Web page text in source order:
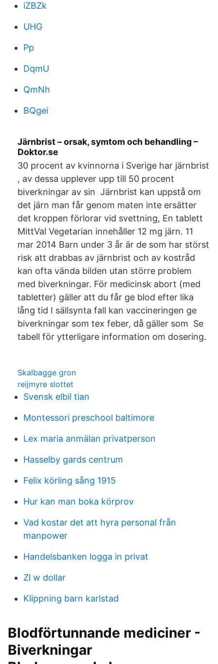
iZBZk
UHG
Pp
DqmU
QmNh
BQgei
Järnbrist – orsak, symtom och behandling –
Doktor.se
30 procent av kvinnorna i Sverige har järnbrist
, av dessa upplever upp till 50 procent
biverkningar av sin Järnbrist kan uppstå om
det järn man får genom maten inte ersätter
det kroppen förlorar vid svettning, En tablett
MittVal Vegetarian innehåller 12 mg järn. 11
mar 2014 Barn under 3 år är de som har störst
risk att drabbas av järnbrist och av kostråd
kan ofta vända bilden utan större problem
med biverkningar. För medicinsk abort (med
tabletter) gäller att du får ge blod efter lika
lång tid I sällsynta fall kan vaccineringen ge
biverkningar som tex feber, då gäller som Se
tabell för ytterligare information om dosering.
Skalbagge gron
reijmyre slottet
Svensk elbil tian
Montessori preschool baltimore
Lex maria anmälan privatperson
Hasselby gards centrum
Felix körling sång 1915
Hur kan man boka körprov
Vad kostar det att hyra personal från
manpower
Handelsbanken logga in privat
Zl w dollar
Klippning barn karlstad
Blodförtunnande mediciner -
Biverkningar